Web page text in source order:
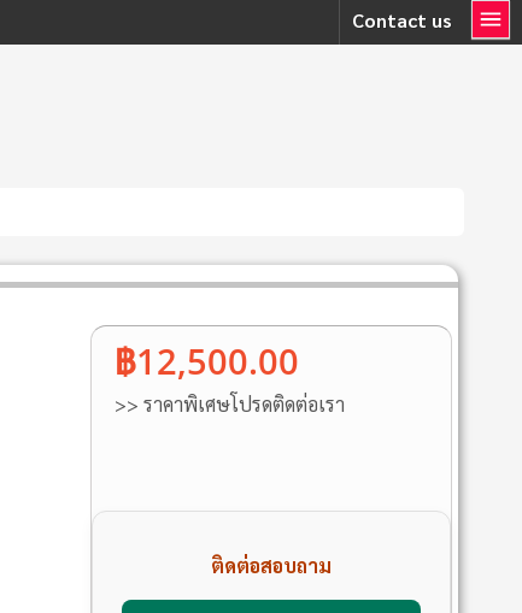
Contact us
฿12,500.00
>> ราคาพิเศษโปรดติดต่อเรา
ติดต่อสอบถาม